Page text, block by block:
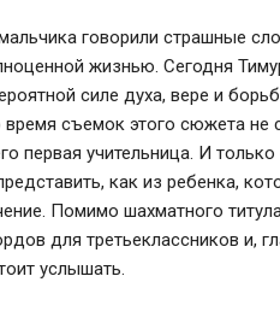
говорили страшные
жизнью. Сегодня
силе духа, вере и
время съемок этого сюжета
первая учительница. И
как из ребенка,
Помимо шахматного
для третьеклассников и,
услышать.